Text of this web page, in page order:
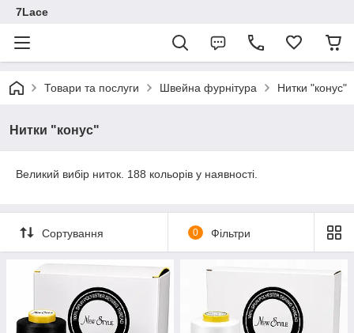
7Lace
Товари та послуги Швейна фурнітура Нитки "конус"
Нитки "конус"
Великий вибір ниток. 188 кольорів у наявності.
Сортування 0 Фільтри